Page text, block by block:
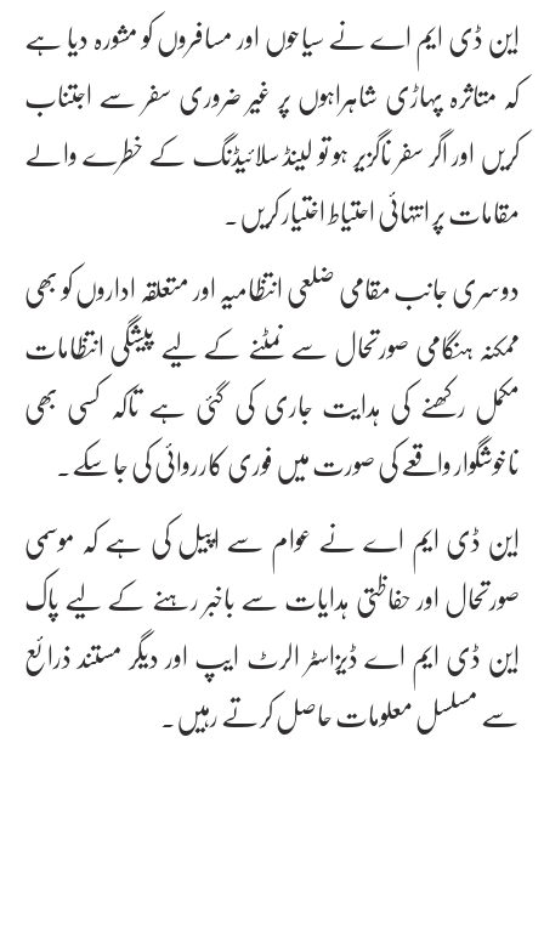
این ڈی ایم اے نے سیاحوں اور مسافروں کو مشورہ دیا ہے
کہ متاثرہ پہاڑی شاہراہوں پر غیر ضروری سفر سے اجتناب
کریں اور اگر سفر ناگزیر ہو تو لینڈ سلائیڈنگ کے خطرے والے
مقامات پر انتہائی احتیاط اختیار کریں۔
دوسری جانب مقامی ضلعی انتظامیہ اور متعلقہ اداروں کو بھی
ممکنہ ہنگامی صورتحال سے نمٹنے کے لیے پیشگی انتظامات
مکمل رکھنے کی ہدایت جاری کی گئی ہے تاکہ کسی بھی
ناخوشگوار واقعے کی صورت میں فوری کارروائی کی جا سکے۔
این ڈی ایم اے نے عوام سے اپیل کی ہے کہ موسمی
صورتحال اور حفاظتی ہدایات سے باخبر رہنے کے لیے پاک
این ڈی ایم اے ڈیزاسٹر الرٹ ایپ اور دیگر مستند ذرائع
سے مسلسل معلومات حاصل کرتے رہیں۔